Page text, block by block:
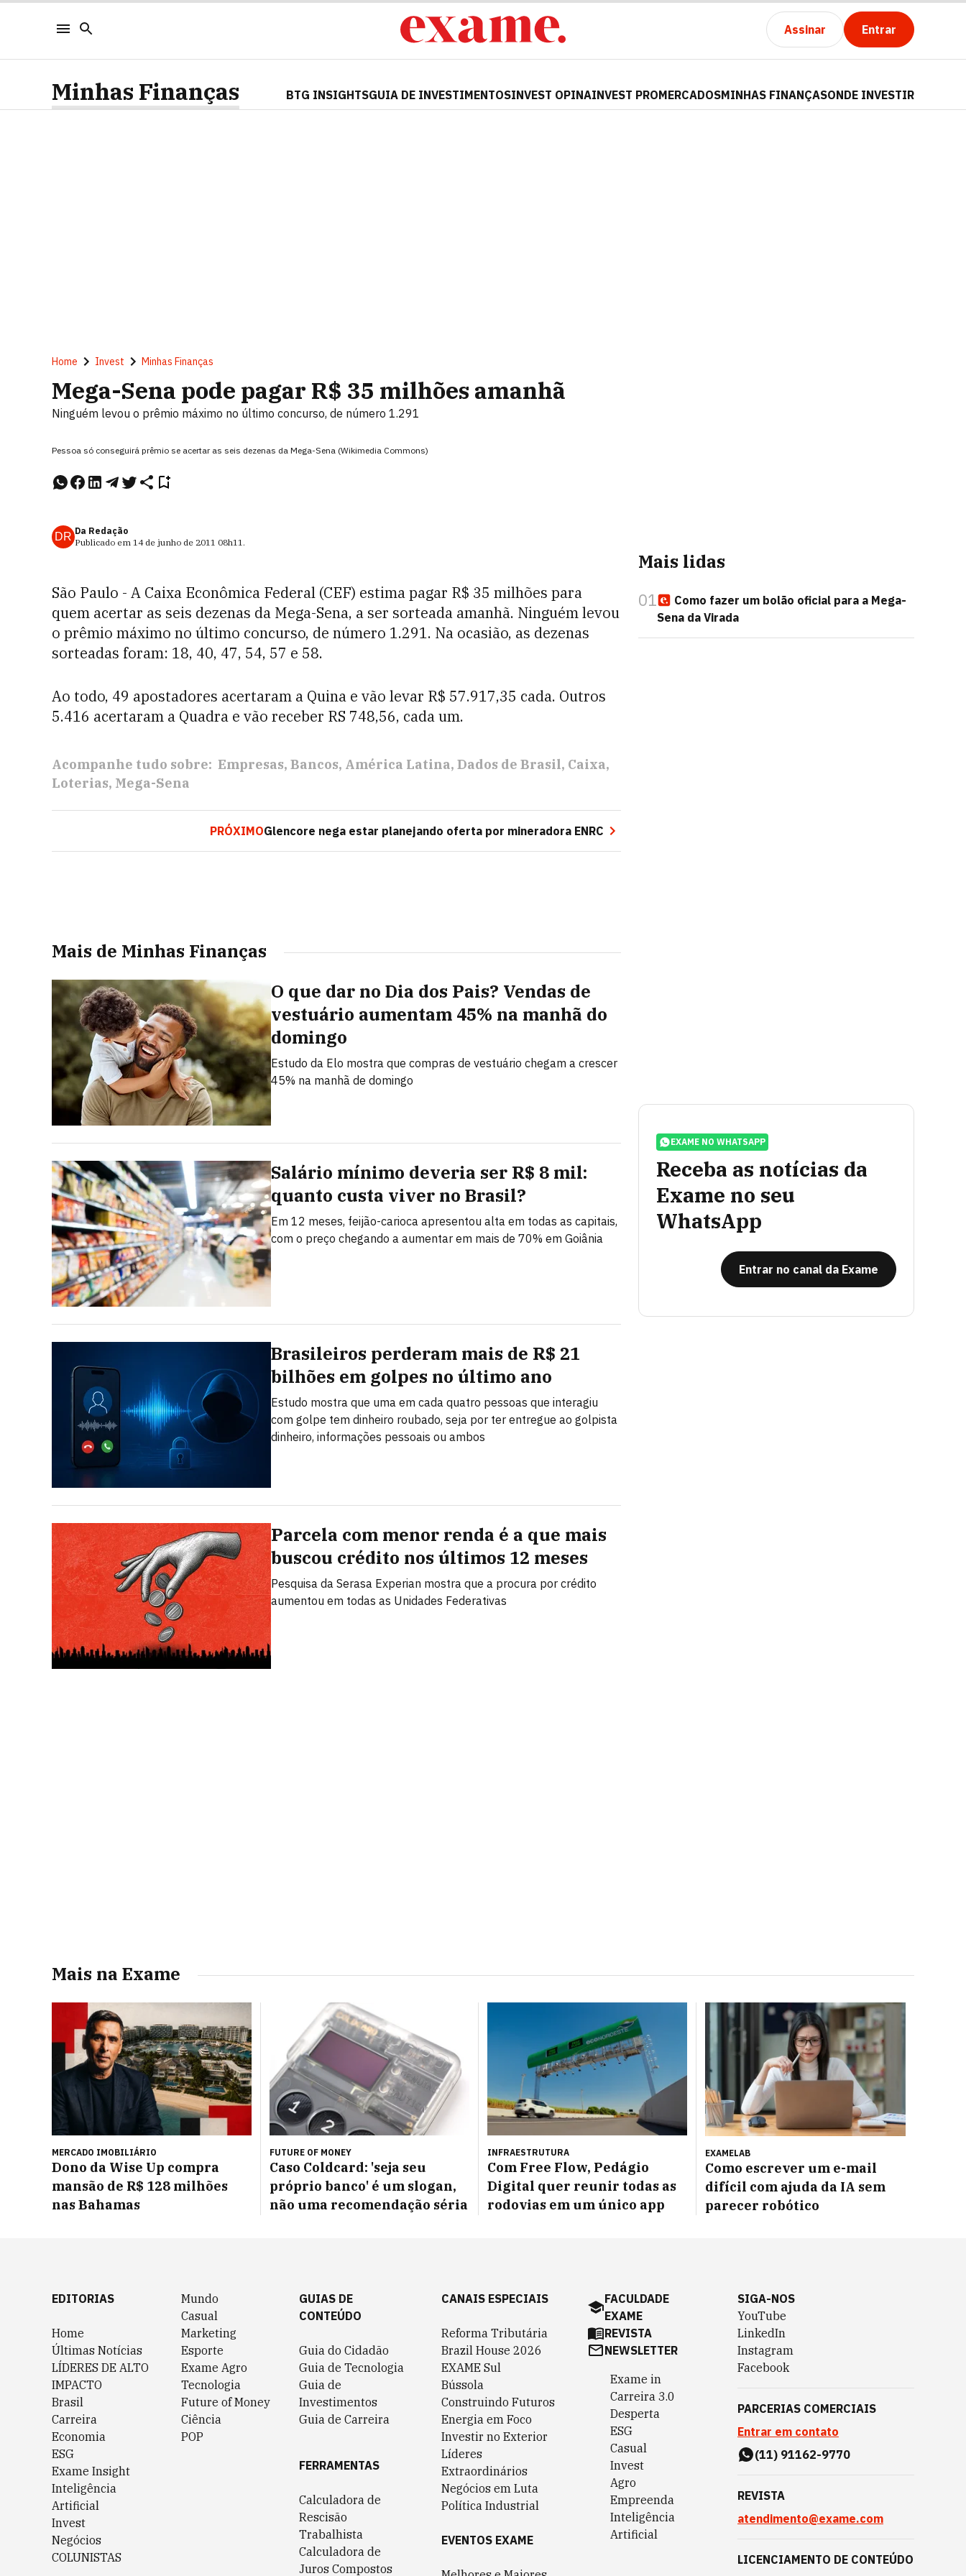
Assinar Entrar
Minhas Finanças BTG INSIGHTSGUIA DE INVESTIMENTOSINVEST OPINAINVEST PROMERCADOSMINHAS FINANÇASONDE INVESTIR
Home Invest Minhas Finanças
Mega-Sena pode pagar R$ 35 milhões amanhã
Ninguém levou o prêmio máximo no último concurso, de número 1.291
Pessoa só conseguirá prêmio se acertar as seis dezenas da Mega-Sena (Wikimedia Commons)
DR Da Redação
Publicado em 14 de junho de 2011 08h11.
São Paulo - A Caixa Econômica Federal (CEF) estima pagar R$ 35 milhões para
quem acertar as seis dezenas da Mega-Sena, a ser sorteada amanhã. Ninguém levou
o prêmio máximo no último concurso, de número 1.291. Na ocasião, as dezenas
sorteadas foram: 18, 40, 47, 54, 57 e 58.
Ao todo, 49 apostadores acertaram a Quina e vão levar R$ 57.917,35 cada. Outros
5.416 acertaram a Quadra e vão receber RS 748,56, cada um.
Acompanhe tudo sobre: Empresas Bancos América Latina Dados de Brasil Caixa
Loterias Mega-Sena
PRÓXIMOGlencore nega estar planejando oferta por mineradora ENRC
Mais de Minhas Finanças
O que dar no Dia dos Pais? Vendas de
vestuário aumentam 45% na manhã do
domingo
Estudo da Elo mostra que compras de vestuário chegam a crescer
45% na manhã de domingo
Salário mínimo deveria ser R$ 8 mil:
quanto custa viver no Brasil?
Em 12 meses, feijão-carioca apresentou alta em todas as capitais,
com o preço chegando a aumentar em mais de 70% em Goiânia
Brasileiros perderam mais de R$ 21
bilhões em golpes no último ano
Estudo mostra que uma em cada quatro pessoas que interagiu
com golpe tem dinheiro roubado, seja por ter entregue ao golpista
dinheiro, informações pessoais ou ambos
Parcela com menor renda é a que mais
buscou crédito nos últimos 12 meses
Pesquisa da Serasa Experian mostra que a procura por crédito
aumentou em todas as Unidades Federativas
Mais lidas
01
Como fazer um bolão oficial para a Mega-
Sena da Virada
EXAME NO WHATSAPP
Receba as notícias da
Exame no seu
WhatsApp
Entrar no canal da Exame
Mais na Exame
MERCADO IMOBILIÁRIO
Dono da Wise Up compra
mansão de R$ 128 milhões
nas Bahamas
FUTURE OF MONEY
Caso Coldcard: 'seja seu
próprio banco' é um slogan,
não uma recomendação séria
INFRAESTRUTURA
Com Free Flow, Pedágio
Digital quer reunir todas as
rodovias em um único app
EXAMELAB
Como escrever um e-mail
difícil com ajuda da IA sem
parecer robótico
EDITORIAS
Home
Últimas Notícias
LÍDERES DE ALTO
IMPACTO
Brasil
Carreira
Economia
ESG
Exame Insight
Inteligência
Artificial
Invest
Negócios
COLUNISTAS
Mundo
Casual
Marketing
Esporte
Exame Agro
Tecnologia
Future of Money
Ciência
POP
GUIAS DE
CONTEÚDO
Guia do Cidadão
Guia de Tecnologia
Guia de
Investimentos
Guia de Carreira
FERRAMENTAS
Calculadora de
Rescisão
Trabalhista
Calculadora de
Juros Compostos
CANAIS ESPECIAIS
Reforma Tributária
Brazil House 2026
EXAME Sul
Bússola
Construindo Futuros
Energia em Foco
Investir no Exterior
Líderes
Extraordinários
Negócios em Luta
Política Industrial
EVENTOS EXAME
FACULDADE
EXAME
REVISTA
NEWSLETTER
Exame in
Carreira 3.0
Desperta
ESG
Casual
Invest
Agro
Empreenda
Inteligência
Artificial
SIGA-NOS
YouTube
LinkedIn
Instagram
Facebook
PARCERIAS COMERCIAIS
Entrar em contato
(11) 91162-9770
REVISTA
atendimento@exame.com
LICENCIAMENTO DE CONTEÚDO